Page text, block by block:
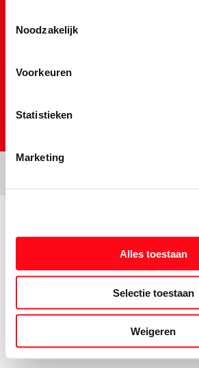
Noodzakelijk
Voorkeuren
Statistieken
Marketing
Alles toestaan
Selectie toestaan
Weigeren
Prijs- en tekstwijzigingen onder voorbehoud.